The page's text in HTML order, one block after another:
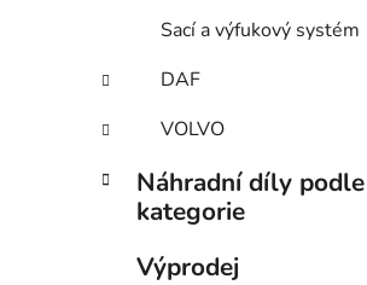
Sací a výfukový systém
DAF
VOLVO
Náhradní díly podle
kategorie
Výprodej